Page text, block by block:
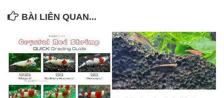
BÀI LIÊN QUAN...